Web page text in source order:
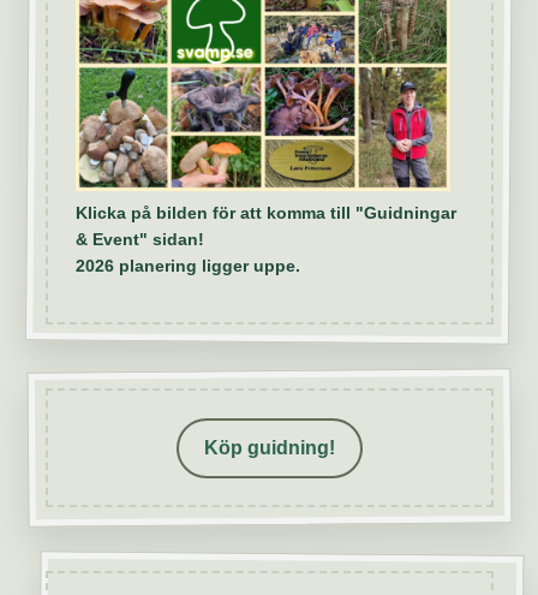
Klicka på bilden för att komma till "Guidningar
& Event" sidan!
2026 planering ligger uppe.
Köp guidning!